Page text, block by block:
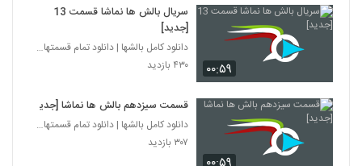
۰۰:۵۹
سریال بالش ها نماشا قسمت 13
[جدید]
دانلود کامل بالشها | دانلود تمام قسمتهای سریال بال
۴۳۰ بازدید
قسمت سیزدهم بالش ها نماشا [جدید]
دانلود کامل بالشها | دانلود تمام قسمتهای سریال بال
۳۰۷ بازدید